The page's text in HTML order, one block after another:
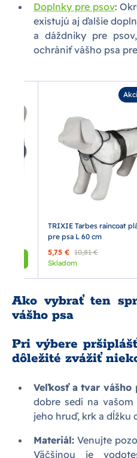
Doplnky pre psov:
existujú aj ďalšie
a dáždniky pre
ochrániť vášho psa
TRIXIE Tarbes raincoat
pre psa L 60 cm
5,75 € 10,81 €
Skladom
Ako vybrať ten
vášho psa
Pri výbere
dôležité zvážiť
Veľkosť a tvar vášho
dobre sedí na
jeho hruď, krk a dĺžku
Materiál:Venujte
Väčšinou je